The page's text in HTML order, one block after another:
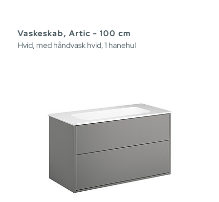
Vaskeskab, Artic - 100 cm
Hvid, med håndvask hvid, 1 hanehul